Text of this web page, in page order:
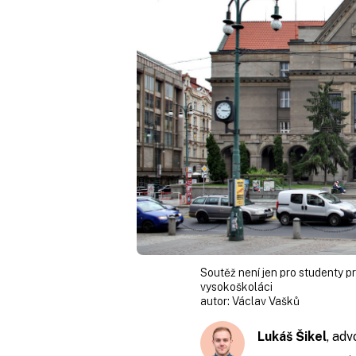
Soutěž není jen pro studenty
vysokoškoláci
autor: Václav Vašků
Lukáš Šikel,